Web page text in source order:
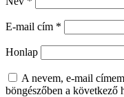
E-mail cím *
Honlap
A nevem, e-mail
böngészőben a következő